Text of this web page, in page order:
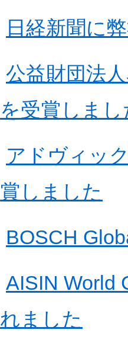
日経新聞に
公益財団法
を受賞しまし
アドヴィッ
賞しました
BOSCH
AISIN World
れました